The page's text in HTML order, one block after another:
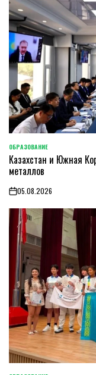
POSTED
IN
ОБРАЗОВАНИЕ
Казахстан и Южная
металлов
on05.08.2026